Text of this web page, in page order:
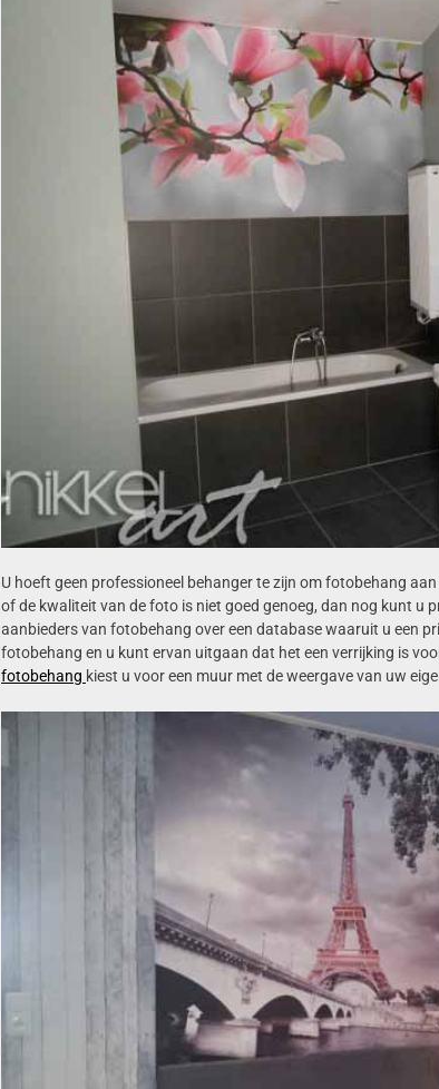
U hoeft geen professioneel behanger te zijn om fotobehang
of de kwaliteit van de foto is niet goed genoeg, dan nog kunt u
aanbieders van fotobehang over een database waaruit u een
fotobehang en u kunt ervan uitgaan dat het een verrijking is
fotobehang kiest u voor een muur met de weergave van uw